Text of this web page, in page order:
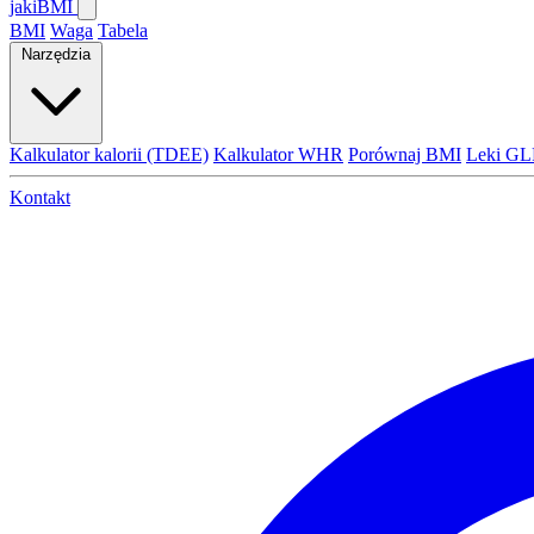
jakiBMI
BMI Waga Tabela
Narzędzia
Kalkulator kalorii (TDEE) Kalkulator WHR Porównaj BMI Leki
Kontakt